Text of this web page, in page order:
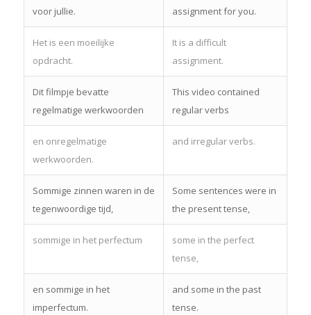
voor jullie.
assignment for you.
Het is een moeilijke
opdracht.
It is a difficult
assignment.
Dit filmpje bevatte
regelmatige werkwoorden
This video contained
regular verbs
en onregelmatige
werkwoorden.
and irregular verbs.
Sommige zinnen waren in de
tegenwoordige tijd,
Some sentences were in
the present tense,
sommige in het perfectum
some in the perfect
tense,
en sommige in het
imperfectum.
and some in the past
tense.